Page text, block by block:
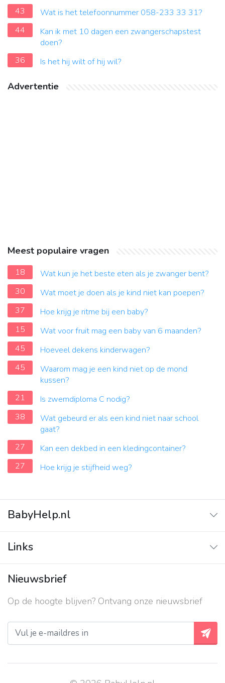
43
Wat is het telefoonnummer 058-233 33 31?
44
Kan ik met 10 dagen een zwangerschapstest
doen?
36
Is het hij wilt of hij wil?
Advertentie
Meest populaire vragen
18
Wat kun je het beste eten als je zwanger bent?
30
Wat moet je doen als je kind niet kan poepen?
37
Hoe krijg je ritme bij een baby?
15
Wat voor fruit mag een baby van 6 maanden?
45
Hoeveel dekens kinderwagen?
45
Waarom mag je een kind niet op de mond
kussen?
21
Is zwemdiploma C nodig?
38
Wat gebeurd er als een kind niet naar school
gaat?
27
Kan een dekbed in een kledingcontainer?
27
Hoe krijg je stijfheid weg?
BabyHelp.nl
Vraag & Antwoord
Links
Contact
Over ons
Privacy beleid
Nieuwsbrief
Op de hoogte blijven? Ontvang onze nieuwsbrief